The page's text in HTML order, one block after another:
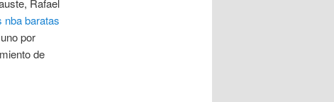
Rafael
nba baratas
por
de